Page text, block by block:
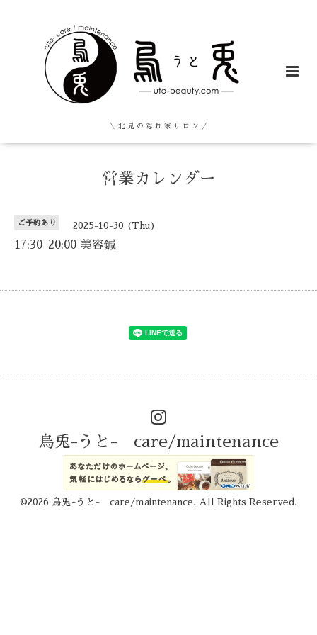
＼ 北 見 の 隠 れ 家 サ ロ ン ／
営業カレンダー
ご予約あり 2025-10-30 (Thu)
17:30-20:00 美容鍼
烏兎-うと- care/maintenance
©2026 烏兎-うと- care/maintenance . All Rights Reserved.